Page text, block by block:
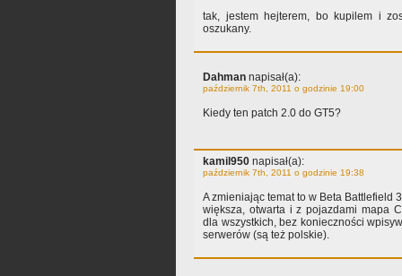
tak, jestem hejterem, bo kupilem i
oszukany.
Dahman napisał(a):
październik 7th, 2011 o godzinie 19:00
Kiedy ten patch 2.0 do GT5?
kamil950 napisał(a):
październik 7th, 2011 o godzinie 19:38
A zmieniając temat to w Beta Battlefield
większa, otwarta i z pojazdami mapa
dla wszystkich, bez konieczności
serwerów (są też polskie).